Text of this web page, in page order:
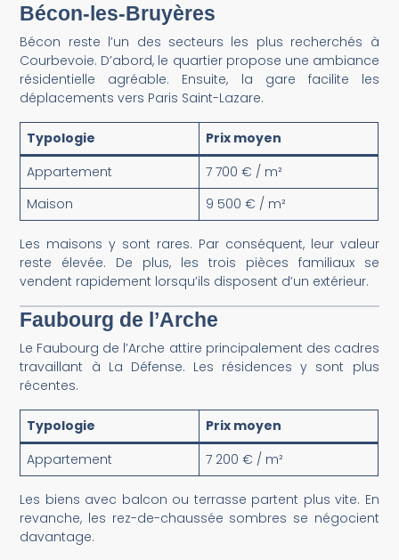
Bécon-les-Bruyères
Bécon reste l’un des secteurs les plus recherchés à
Courbevoie. D’abord, le quartier propose une ambiance
résidentielle agréable. Ensuite, la gare facilite les
déplacements vers Paris Saint-Lazare.
Typologie
Prix moyen
Appartement
7 700 € / m²
Maison
9 500 € / m²
Les maisons y sont rares. Par conséquent, leur valeur
reste élevée. De plus, les trois pièces familiaux se
vendent rapidement lorsqu’ils disposent d’un extérieur.
Faubourg de l’Arche
Le Faubourg de l’Arche attire principalement des cadres
travaillant à La Défense. Les résidences y sont plus
récentes.
Typologie
Prix moyen
Appartement
7 200 € / m²
Les biens avec balcon ou terrasse partent plus vite. En
revanche, les rez-de-chaussée sombres se négocient
davantage.